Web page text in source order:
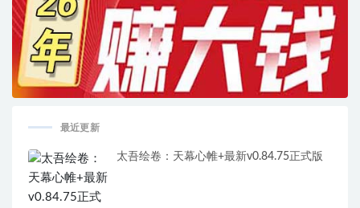
最近更新
太吾绘卷：天幕心帷+最新v0.84.75正式版